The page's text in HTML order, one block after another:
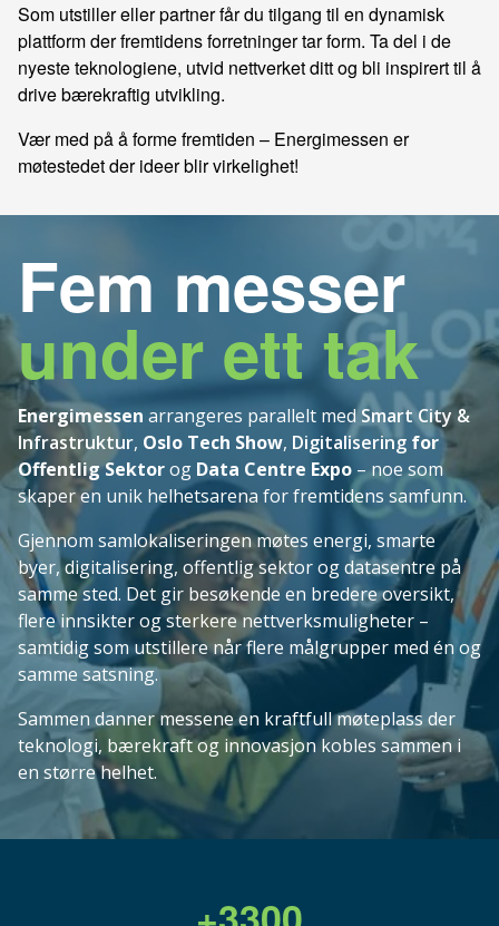
Som utstiller eller partner får du tilgang til en dynamisk
plattform der fremtidens forretninger tar form. Ta del i de
nyeste teknologiene, utvid nettverket ditt og bli inspirert til å
drive bærekraftig utvikling.
Vær med på å forme fremtiden – Energimessen er
møtestedet der ideer blir virkelighet!
Fem messer
under ett tak
Energimessen arrangeres parallelt medSmart City &
Infrastruktur, Oslo Tech Show, Digitalisering for
Offentlig Sektorog Data Centre Expo – noe som
skaper en unik helhetsarena for fremtidens samfunn.
Gjennom samlokaliseringen møtes energi, smarte
byer, digitalisering, offentlig sektor og datasentre på
samme sted. Det gir besøkende en bredere oversikt,
flere innsikter og sterkere nettverksmuligheter –
samtidig som utstillere når flere målgrupper med én og
samme satsning.
Sammen danner messene en kraftfull møteplass der
teknologi, bærekraft og innovasjon kobles sammen i
en større helhet.